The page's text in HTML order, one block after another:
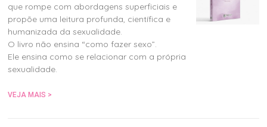
que rompe com abordagens superficiais e
propõe uma leitura profunda, científica e
humanizada da sexualidade.
O livro não ensina “como fazer sexo”.
Ele ensina como se relacionar com a própria
sexualidade.
VEJA MAIS >